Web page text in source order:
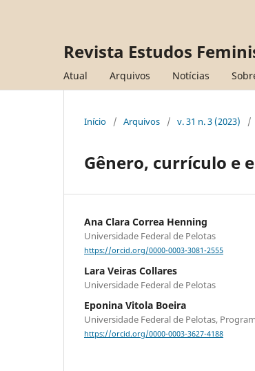
Revista Estudos
Atual Arquivos Notícias
Início / Arquivos / v. 31 n. 3 (2023) /
Gênero, currículo e
Ana Clara Correa Henning
Universidade Federal de Pelotas
https://orcid.org/0000-0003-3081-2555
Lara Veiras Collares
Universidade Federal de Pelotas
Eponina Vitola Boeira
Universidade Federal de Pelotas,
https://orcid.org/0000-0003-3627-4188